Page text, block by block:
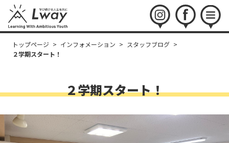
instagramfacebookmenu
トップページ > インフォメーション > スタッフブログ >
２学期スタート！
２学期スタート！